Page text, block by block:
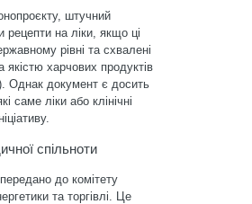
штучний
рецепти на ліки, якщо ці
рівні та схвалені
харчових продуктів
Однак документ є досить
саме ліки або клінічні
спільноти
до комітету
та торгівлі. Це